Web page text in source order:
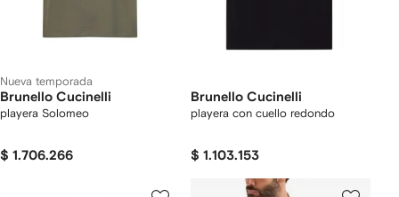
Nueva temporada
Brunello Cucinelli
playera Solomeo
$ 1.706.266
Brunello Cucinelli
playera con cuello redondo
$ 1.103.153